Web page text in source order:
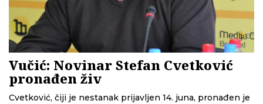
Vučić: Novinar Stefan Cvetković
pronađen živ
Cvetković, čiji je nestanak prijavljen 14. juna, pronađen je